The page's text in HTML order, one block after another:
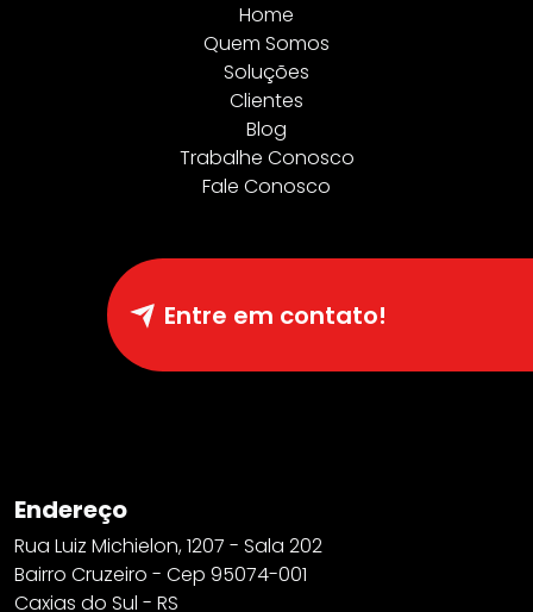
Endereço
Rua Luiz Michielon, 1207 - Sala 202
Bairro Cruzeiro - Cep 95074-001
Caxias do Sul - RS
Home
Quem Somos
Soluções
Clientes
Blog
Trabalhe Conosco
Fale Conosco
Entre em contato!